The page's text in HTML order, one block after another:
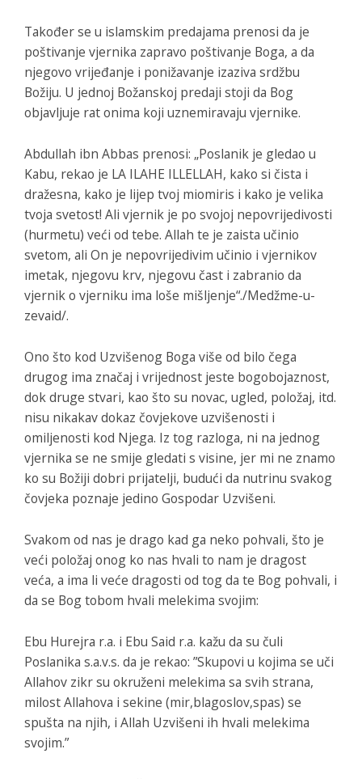
Također se u islamskim predajama prenosi da je
poštivanje vjernika zapravo poštivanje Boga, a da
njegovo vrijeđanje i ponižavanje izaziva srdžbu
Božiju. U jednoj Božanskoj predaji stoji da Bog
objavljuje rat onima koji uznemiravaju vjernike.
Abdullah ibn Abbas prenosi: „Poslanik je gledao u
Kabu, rekao je LA ILAHE ILLELLAH, kako si čista i
dražesna, kako je lijep tvoj miomiris i kako je velika
tvoja svetost! Ali vjernik je po svojoj nepovrijedivosti
(hurmetu) veći od tebe. Allah te je zaista učinio
svetom, ali On je nepovrijedivim učinio i vjernikov
imetak, njegovu krv, njegovu čast i zabranio da
vjernik o vjerniku ima loše mišljenje“./Medžme-u-
zevaid/.
Ono što kod Uzvišenog Boga više od bilo čega
drugog ima značaj i vrijednost jeste bogobojaznost,
dok druge stvari, kao što su novac, ugled, položaj, itd.
nisu nikakav dokaz čovjekove uzvišenosti i
omiljenosti kod Njega. Iz tog razloga, ni na jednog
vjernika se ne smije gledati s visine, jer mi ne znamo
ko su Božiji dobri prijatelji, budući da nutrinu svakog
čovjeka poznaje jedino Gospodar Uzvišeni.
Svakom od nas je drago kad ga neko pohvali, što je
veći položaj onog ko nas hvali to nam je dragost
veća, a ima li veće dragosti od tog da te Bog pohvali, i
da se Bog tobom hvali melekima svojim:
Ebu Hurejra r.a. i Ebu Said r.a. kažu da su čuli
Poslanika s.a.v.s. da je rekao: ”Skupovi u kojima se uči
Allahov zikr su okruženi melekima sa svih strana,
milost Allahova i sekine (mir,blagoslov,spas) se
spušta na njih, i Allah Uzvišeni ih hvali melekima
svojim.”